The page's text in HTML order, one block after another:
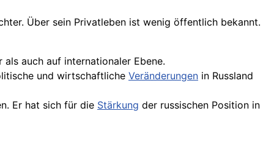
Über sein Privatleben ist wenig öffentlich bekannt.
auch auf internationaler Ebene.
und wirtschaftliche Veränderungen in Russland
Er hat sich für die Stärkung der russischen Position in